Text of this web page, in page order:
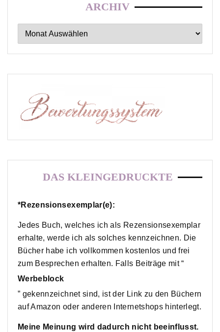
ARCHIV
Archiv
DAS KLEINGEDRUCKTE
*Rezensionsexemplar(e):
Jedes Buch, welches ich als Rezensionsexemplar
erhalte, werde ich als solches kennzeichnen. Die
Bücher habe ich vollkommen kostenlos und frei
zum Besprechen erhalten. Falls Beiträge mit “
Werbeblock
” gekennzeichnet sind, ist der Link zu den Büchern
auf Amazon oder anderen Internetshops hinterlegt.
Meine Meinung wird dadurch nicht beeinflusst.